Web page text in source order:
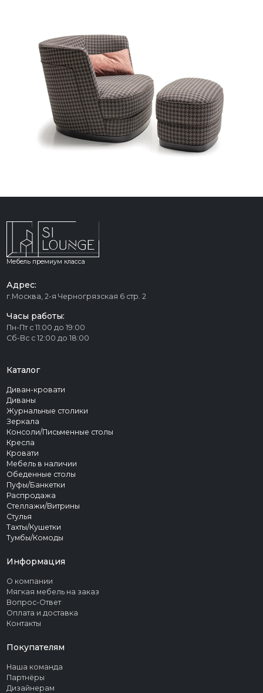
Мебель премиум класса
Адрес:
г.Москва, 2-я Черногрязская 6 стр. 2
Часы работы:
Пн-Пт с 11:00 до 19:00
Сб-Вс с 12:00 до 18:00
Каталог
Диван-кровати
Диваны
Журнальные столики
Зеркала
Консоли/Письменные столы
Кресла
Кровати
Мебель в наличии
Обеденные столы
Пуфы/Банкетки
Распродажа
Стеллажи/Витрины
Стулья
Тахты/Кушетки
Тумбы/Комоды
Информация
О компании
Мягкая мебель на заказ
Вопрос-Ответ
Оплата и доставка
Контакты
Покупателям
Наша команда
Партнёры
Дизайнерам